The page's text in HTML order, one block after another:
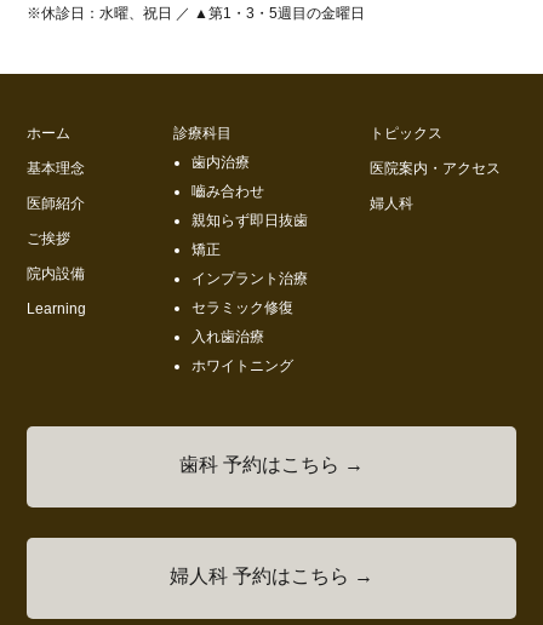
※休診日：水曜、祝日 ／ ▲第1・3・5週目の金曜日
ホーム
基本理念
医師紹介
ご挨拶
院内設備
Learning
診療科目
歯内治療
嚙み合わせ
親知らず即日抜歯
矯正
インプラント治療
セラミック修復
入れ歯治療
ホワイトニング
トピックス
医院案内・アクセス
婦人科
歯科 予約はこちら →
婦人科 予約はこちら →